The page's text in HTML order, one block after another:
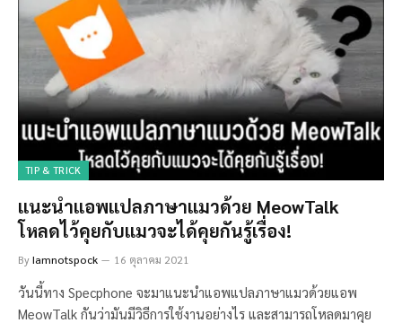
TIP & TRICK
แนะนำแอพแปลภาษาแมวด้วย MeowTalk
โหลดไว้คุยกับแมวจะได้คุยกันรู้เรื่อง!
ByIamnotspock 16 ตุลาคม 2021
วันนี้ทาง Specphone จะมาแนะนำแอพแปลภาษาแมวด้วยแอพ
MeowTalk กันว่ามันมีวิธีการใช้งานอย่างไร และสามารถโหลดมาคุย